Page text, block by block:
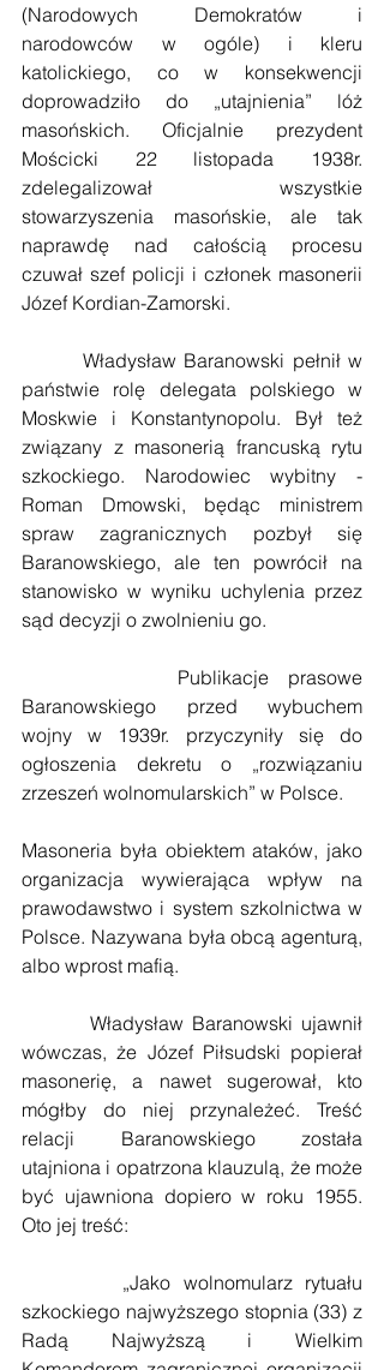
(Narodowych Demokratów i
narodowców w ogóle) i kleru
katolickiego, co w konsekwencji
doprowadziło do „utajnienia” lóż
masońskich. Oficjalnie prezydent
Mościcki 22 listopada 1938r.
zdelegalizował wszystkie
stowarzyszenia masońskie, ale tak
naprawdę nad całością procesu
czuwał szef policji i członek masonerii
Józef Kordian-Zamorski.
państwie rolę delegata polskiego w
Moskwie i Konstantynopolu. Był też
związany z masonerią francuską rytu
szkockiego. Narodowiec wybitny -
Roman Dmowski, będąc ministrem
spraw zagranicznych pozbył się
Baranowskiego, ale ten powrócił na
stanowisko w wyniku uchylenia przez
sąd decyzji o zwolnieniu go.
Baranowskiego przed wybuchem
wojny w 1939r. przyczyniły się do
ogłoszenia dekretu o „rozwiązaniu
zrzeszeń wolnomularskich” w Polsce.
Masoneria była obiektem ataków, jako
organizacja wywierająca wpływ na
prawodawstwo i system szkolnictwa w
Polsce. Nazywana była obcą agenturą,
albo wprost mafią.
wówczas, że Józef Piłsudski popierał
masonerię, a nawet sugerował, kto
mógłby do niej przynależeć. Treść
relacji Baranowskiego została
utajniona i opatrzona klauzulą, że może
być ujawniona dopiero w roku 1955.
Oto jej treść:
szkockiego najwyższego stopnia (33) z
Radą Najwyższą i Wielkim